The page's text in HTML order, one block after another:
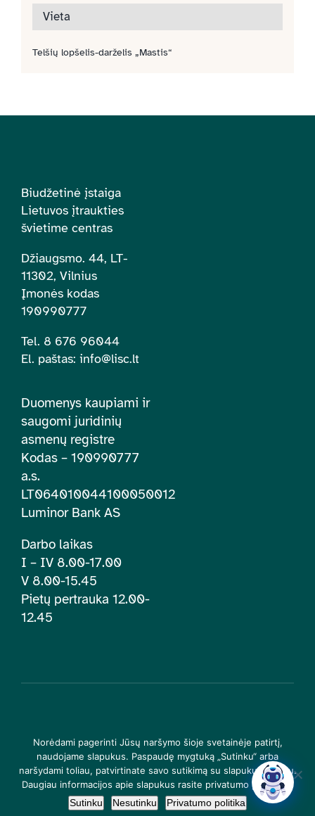
Vieta
Telšių lopšelis-darželis „Mastis“
Biudžetinė įstaiga
Lietuvos įtraukties
švietime centras
Džiaugsmo. 44, LT-
11302, Vilnius
Įmonės kodas
190990777
Tel. 8 676 96044
El. paštas: info@lisc.lt
Duomenys kaupiami ir
saugomi juridinių
asmenų registre
Kodas – 190990777
a.s.
LT064010044100050012
Luminor Bank AS
Darbo laikas
I – IV 8.00-17.00
V 8.00-15.45
Pietų pertrauka 12.00-
12.45
saugomos |Privatumo politika
Norėdami pagerinti Jūsų naršymo šioje svetainėje patirtį,
naudojame slapukus. Paspaudę mygtuką „Sutinku“ arba
naršydami toliau, patvirtinate savo sutikimą su slapukų įrašymu.
Daugiau informacijos apie slapukus rasite privatumo politikoje.
Sutinku
Nesutinku Privatumo politika